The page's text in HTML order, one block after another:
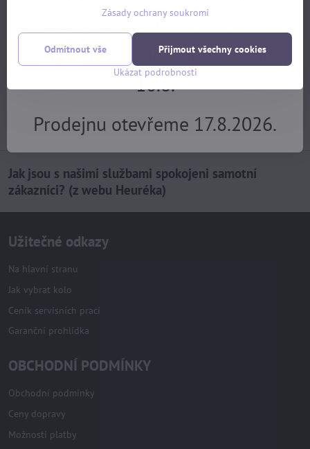
Potřebujete poradit?
Jak jsou s našimi službami spokojeni samotní
zákazníci? (z webu Heuréka)
Užitečné odkazy
Na hlavní stranu
Jak vybrat kolo
Ceník servisních prací
Garanční prohlídka
OBCHODNÍ PODMÍNKY
Obchodní podmínky
Ceny dopravy
Možnosti platby
Zásady ochrany soukromí
Ukázat podrobnosti
Přijmout všechny cookies
Odmítnout vše
Servis pro předem objednané
zákazníky bude v provozu od
10.8.
Prodejnu otevřeme 17.8.2026.